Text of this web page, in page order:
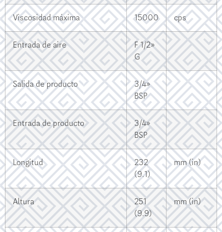
Viscosidad máxima 15000 cps
Entrada de aire
F 1/2»
G
Salida de producto
3/4»
BSP
Entrada de producto
3/4»
BSP
Longitud
232
(9.1)
mm (in)
Altura
251
(9.9)
mm (in)